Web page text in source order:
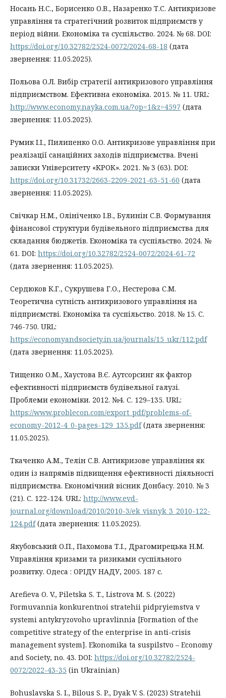
Носань Н.С., Борисенко О.В., Назаренко Т.С. Антикризове
управління та стратегічний розвиток підприємств у
період війни. Економіка та суспільство. 2024. № 68. DOI:
https://doi.org/10.32782/2524-0072/2024-68-18 (дата
звернення: 11.05.2025).
Польова О.Л. Вибір стратегії антикризового управління
підприємством. Ефективна економіка. 2015. № 11. URL:
http://www.economy.nayka.com.ua/?op=1&z=4597 (дата
звернення: 11.05.2025).
Румик І.І., Пилипенко О.О. Антикризове управління при
реалізації санаційних заходів підприємства. Вчені
записки Університету «КРОК». 2021. № 3 (63). DOI:
https://doi.org/10.31732/2663-2209-2021-63-51-60 (дата
звернення: 11.05.2025).
Свічкар Н.М., Олініченко І.В., Булинін С.В. Формування
фінансової структури будівельного підприємства для
складання бюджетів. Економіка та суспільство. 2024. №
61. DOI: https://doi.org/10.32782/2524-0072/2024-61-72
(дата звернення: 11.05.2025).
Сердюков К.Г., Сукрушева Г.О., Нестерова С.М.
Теоретична сутність антикризового управління на
підприємстві. Економіка та суспільство. 2018. № 15. С.
746-750. URL:
https://economyandsociety.in.ua/journals/15_ukr/112.pdf
(дата звернення: 11.05.2025).
Тищенко О.М., Хаустова В.Є. Аутсорсинг як фактор
ефективності підприємств будівельної галузі.
Проблеми економіки. 2012. №4. C. 129–135. URL:
https://www.problecon.com/export_pdf/problems-of-
economy-2012-4_0-pages-129_135.pdf(дата звернення:
11.05.2025).
Ткаченко А.М., Телін С.В. Антикризове управління як
один із напрямів підвищення ефективності діяльності
підприємства. Економічний вісник Донбасу. 2010. № 3
(21). С. 122-124. URL: http://www.evd-
journal.org/download/2010/2010-3/ek_visnyk_3_2010-122-
124.pdf(дата звернення: 11.05.2025).
Якубовський О.П., Пахомова Т.І., Драгомирецька Н.М.
Управління кризами та ризиками суспільного
розвитку. Одеса : ОРІДУ НАДУ, 2005. 187 с.
Arefieva O. V., Piletska S. T., Listrova M. S. (2022)
Formuvannia konkurentnoi stratehii pidpryiemstva v
systemi antykryzovoho upravlinnia [Formation of the
competitive strategy of the enterprise in anti-crisis
management system]. Ekonomika ta suspilstvo – Economy
and Society, no. 43. DOI: https://doi.org/10.32782/2524-
0072/2022-43-35 (in Ukrainian)
Bohuslavska S. I., Bilous S. P., Dyak V. S. (2023) Stratehii